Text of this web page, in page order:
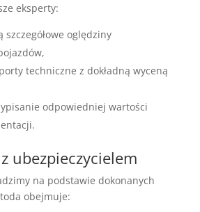
eksperty:
szczegółowe oględziny
techniczne z dokładną wyceną
odpowiedniej wartości
ubezpieczycielem
na podstawie dokonanych
obejmuje: